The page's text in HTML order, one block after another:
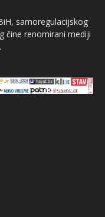
samoregulacijskog
čine renomirani mediji